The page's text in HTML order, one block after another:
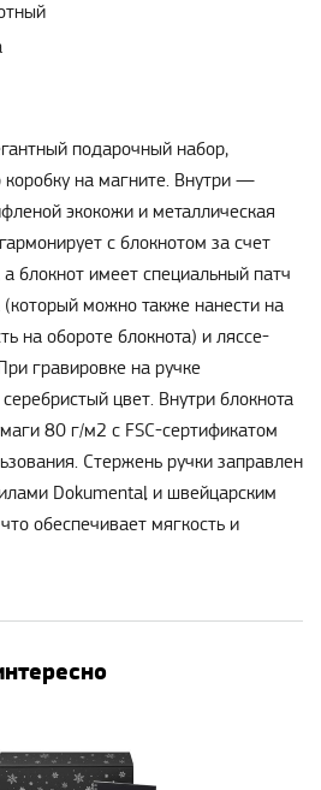
подарочный набор,
коробку на магните. Внутри —
экокожи и металлическая
с блокнотом за счет
блокнот имеет специальный патч
можно также нанести на
на обороте блокнота) и ляссе-
гравировке на ручке
цвет. Внутри блокнота
80 г/м2 с FSC-сертификатом
Стержень ручки заправлен
Dokumental и швейцарским
обеспечивает мягкость и